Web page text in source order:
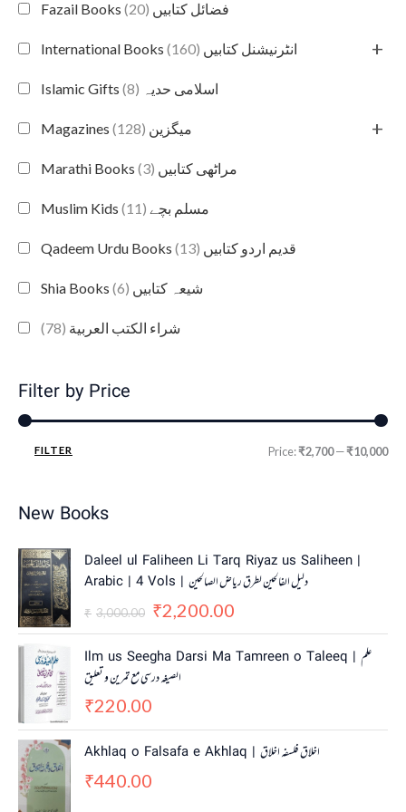
Fazail Books فضائل کتابیں (20)
International Books انٹرنیشنل کتابیں (160) +
Islamic Gifts اسلامی حدیہ (8)
Magazines میگزین (128) +
Marathi Books مراٹھی کتابیں (3)
Muslim Kids مسلم بچے (11)
Qadeem Urdu Books قدیم اردو کتابیں (13)
Shia Books شیعہ کتابیں (6)
شراء الكتب العربية (78)
Filter by Price
FILTER Price:₹2,700—₹10,000
New Books
Daleel ul Faliheen Li Tarq Riyaz us Saliheen |
Arabic | 4 Vols | دلیل الفالحین لطرق ریاض الصالحین
₹ 3,000.00
O
r
i
g
a
l
p
c
e
₹2,200.00
u
r
r
t
e
Ilm us Seegha Darsi Ma Tamreen o Taleeq | علم
الصیغہ درسی مع تمرین و تعلیق
₹220.00
Akhlaq o Falsafa e Akhlaq | اخلاق فلسفہ اخلاق
₹440.00